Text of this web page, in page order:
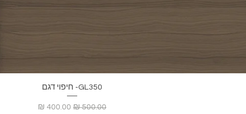
GL350- חיפוי דגם
מחיר רגיל מחיר מבצע